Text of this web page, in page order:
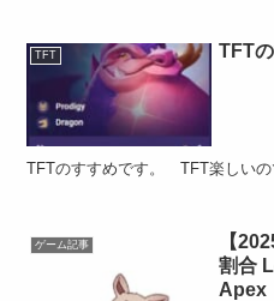
TFT TFT
TFTのすすめです。 TFT楽しいの
ゲーム記事
【
割合
Apex